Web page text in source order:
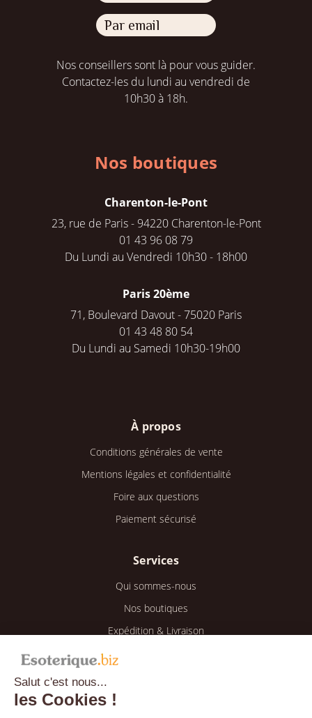
Salut c'est nous...
les Cookies !
Par email
Nos conseillers sont là pour vous guider.
Contactez-les du lundi au vendredi de
10h30 à 18h.
Nos boutiques
Charenton-le-Pont
23, rue de Paris - 94220 Charenton-le-Pont
01 43 96 08 79
Du Lundi au Vendredi 10h30 - 18h00
Paris 20ème
71, Boulevard Davout - 75020 Paris
01 43 48 80 54
Du Lundi au Samedi 10h30-19h00
À propos
Conditions générales de vente
Mentions légales et confidentialité
Foire aux questions
Paiement sécurisé
Services
Qui sommes-nous
Nos boutiques
Expédition & Livraison
Retour & Remboursement